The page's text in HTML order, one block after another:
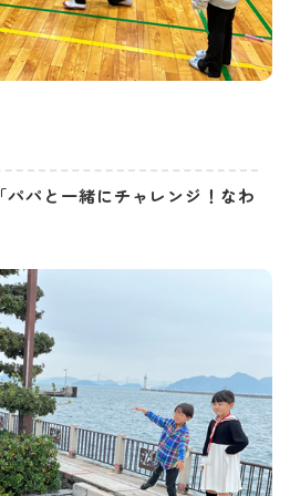
パと一緒にチャレンジ！なわ